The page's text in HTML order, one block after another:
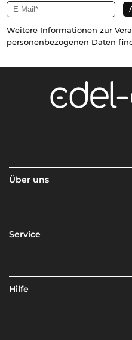
Weitere Informationen zur
personenbezogenen Daten
Über uns
Service
Hilfe